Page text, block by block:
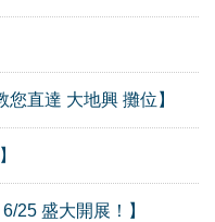
您直達 大地興 攤位】
25 盛大開展！】